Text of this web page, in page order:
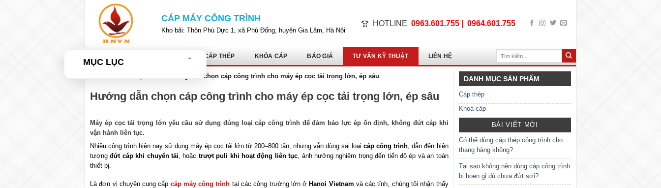
CÁP MÁY CÔNG TRÌNH
Kho bãi: Thôn Phù Dực 1, xã Phù Đổng, huyện Gia Lâm, Hà Nội
HOTLINE 0963.601.755 | 0964.601.755
CÁP THÉP KHÓA CÁP BÁO GIÁ TƯ VẤN KỸ THUẬT LIÊN HỆ
kiếm:
Hướng dẫn chọn cáp công trình cho máy ép cọc tải trọng lớn, ép sâu
Hướng dẫn chọn cáp công trình cho máy ép cọc tải trọng lớn, ép sâu
MỤC LỤC
Máy ép cọc tải trọng lớn yêu cầu sử dụng đúng loại cáp công trình để đảm bảo lực ép ổn định, không đứt cáp khi
vận hành liên tục.
Nhiều công trình hiện nay sử dụng máy ép cọc tải lớn từ 200–800 tấn, nhưng vẫn dùng sai loạicáp công trình , dẫn đến hiện
tượngđứt cáp khi chuyển tải , hoặc trượt puli khi hoạt động liên tục , ảnh hưởng nghiêm trọng đến tiến độ ép và an toàn
thiết bị.
Là đơn vị chuyên cung cấp cáp máy công trình tại các công trường lớn ở Hanoi Vietnam và các tỉnh, chúng tôi nhận thấy
DANH MỤC SẢN PHẨM
Cáp thép
Khoá cáp
BÀI VIẾT MỚI
Có thể dùng cáp thép công trình cho
thang hàng không?
Tại sao không nên dùng cáp công trình
bị hoen gỉ dù chưa đứt sợi?